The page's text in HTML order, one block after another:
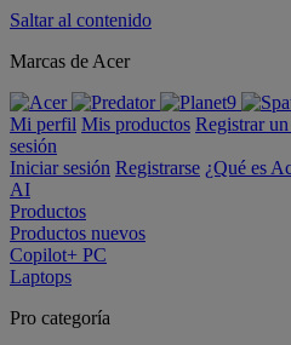
Saltar al contenido
Marcas de Acer
Mi perfil Mis productos Registrar
sesión
Iniciar sesión Registrarse ¿Qué es
AI
Productos
Productos nuevos
Copilot+ PC
Laptops
Pro categoría